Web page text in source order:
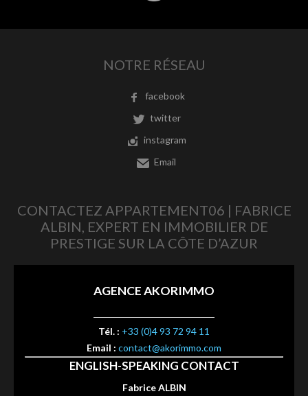
NOTRE RÉSEAU
facebook
twitter
instagram
Email
CONTACTEZ APPARTEMENT06 | FABRICE
ALBIN, EXPERT EN IMMOBILIER DE
PRESTIGE SUR LA CÔTE D’AZUR
AGENCE AKORIMMO
Tél. : +33 (0)4 93 72 94 11
Email : contact@akorimmo.com
ENGLISH-SPEAKING CONTACT
Fabrice ALBIN